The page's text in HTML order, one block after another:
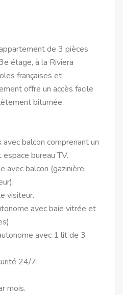
de 3 pièces
étage, à la Riviera
françaises et
offre un accès facile
bitumée.
balcon comprenant un
bureau TV.
avec balcon (gazinière,
visiteur.
avec baie vitrée et
avec 1 lit de 3
24/7.
mois.